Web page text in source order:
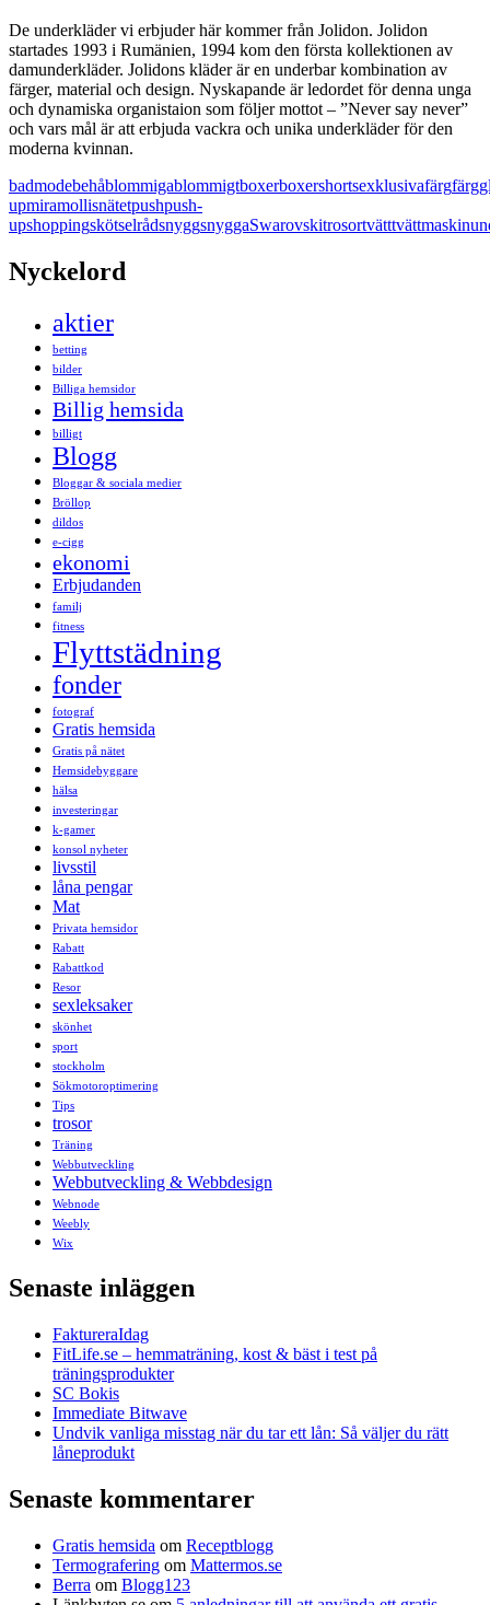
De underkläder vi erbjuder här kommer från Jolidon. Jolidon
startades 1993 i Rumänien, 1994 kom den första kollektionen av
damunderkläder. Jolidons kläder är en underbar kombination av
färger, material och design. Nyskapande är ledordet för denna unga
och dynamiska organistaion som följer mottot – ”Never say never”
och vars mål är att erbjuda vackra och unika underkläder för den
moderna kvinnan.
badmodebehåblommigablommigtboxerboxershortsexklusivafärg
upmiramollisnätetpushpush-
upshoppingskötselrådsnyggsnyggaSwarovskitrosortvätttvättmaskin
Nyckelord
aktier
betting
bilder
Billiga hemsidor
Billig hemsida
billigt
Blogg
Bloggar & sociala medier
Bröllop
dildos
e-cigg
ekonomi
Erbjudanden
familj
fitness
Flyttstädning
fonder
fotograf
Gratis hemsida
Gratis på nätet
Hemsidebyggare
hälsa
investeringar
k-gamer
konsol nyheter
livsstil
låna pengar
Mat
Privata hemsidor
Rabatt
Rabattkod
Resor
sexleksaker
skönhet
sport
stockholm
Sökmotoroptimering
Tips
trosor
Träning
Webbutveckling
Webbutveckling & Webbdesign
Webnode
Weebly
Wix
Senaste inläggen
FaktureraIdag
FitLife.se – hemmaträning, kost & bäst i test på
träningsprodukter
SC Bokis
Immediate Bitwave
Undvik vanliga misstag när du tar ett lån: Så väljer du rätt
låneprodukt
Senaste kommentarer
Gratis hemsida om Receptblogg
Termografering om Mattermos.se
Berra om Blogg123